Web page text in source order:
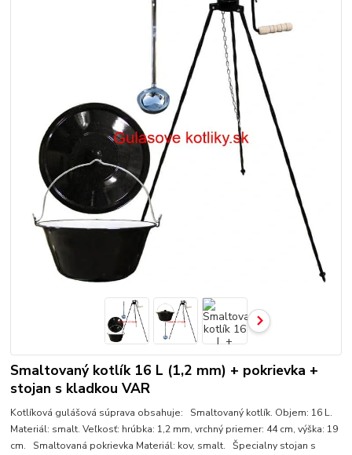
Smaltovaný kotlík 16 L (1,2 mm) + pokrievka +
stojan s kladkou VAR
Kotlíková gulášová súprava obsahuje: Smaltovaný kotlík. Objem: 16 L.
Materiál: smalt. Veľkosť: hrúbka: 1,2 mm, vrchný priemer: 44 cm, výška: 19
cm. Smaltovaná pokrievka Materiál: kov, smalt. Špecialny stojan s